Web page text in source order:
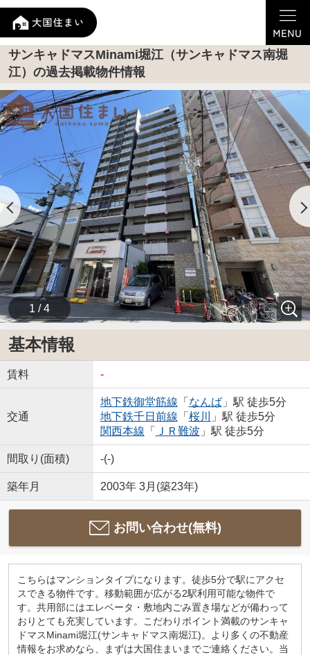
サンキャドマスMinami堀江（サンキャドマス南堀
江）の過去掲載物件情報
1 / 4
基本情報
賃料 -
交通
地下鉄御堂筋線 「 なんば」駅 徒歩5分
地下鉄千日前線 「 桜川
」駅 徒歩5分
関西本線 「 ＪＲ難波 」駅 徒歩5分
間取り(面積) -(-)
築年月 2003年 3月(築23年)
お問い合わせ(無料)
こちらはマンションタイプになります。徒歩5分で駅にアクセ
スできる物件です。移動範囲が広がる2駅利用可能な物件で
す。共用部にはエレベータ・敷地内ごみ置き場などが備わって
おりとても充実しています。こだわりポイント満載のサンキャ
ドマスMinami堀江(サンキャドマス南堀江)。より多くの不動産
情報をお求めなら、まずは大国住まいまでご連絡ください。当